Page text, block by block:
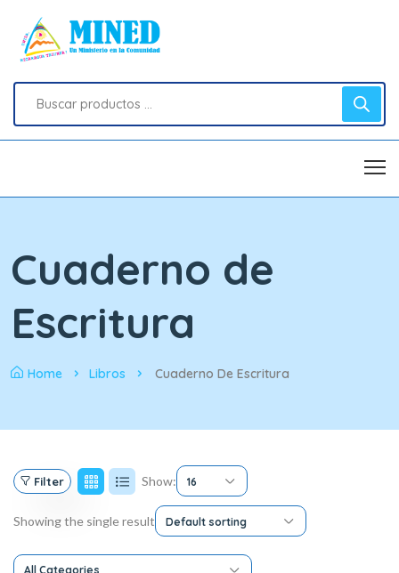
Cuaderno de
Escritura
Home Libros Cuaderno De Escritura
Filter Show: 16
Showing the single result Default sorting
All Categories